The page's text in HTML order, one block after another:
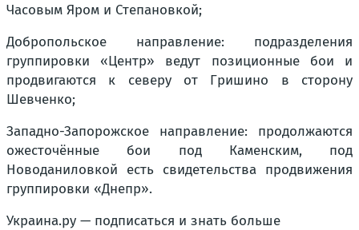
Часовым Яром и Степановкой;
Добропольское направление: подразделения
группировки «Центр» ведут позиционные бои и
продвигаются к северу от Гришино в сторону
Шевченко;
Западно-Запорожское направление: продолжаются
ожесточённые бои под Каменским, под
Новоданиловкой есть свидетельства продвижения
группировки «Днепр».
Украина.ру — подписаться и знать больше